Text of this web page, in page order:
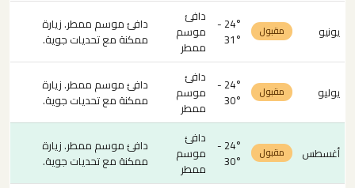
يونيو مقبول
24° -
31°
دافئ
موسم
ممطر
دافئ موسم ممطر. زيارة
ممكنة مع تحديات جوية.
يوليو مقبول
24° -
30°
دافئ
موسم
ممطر
دافئ موسم ممطر. زيارة
ممكنة مع تحديات جوية.
أغسطس مقبول
24° -
30°
دافئ
موسم
ممطر
دافئ موسم ممطر. زيارة
ممكنة مع تحديات جوية.